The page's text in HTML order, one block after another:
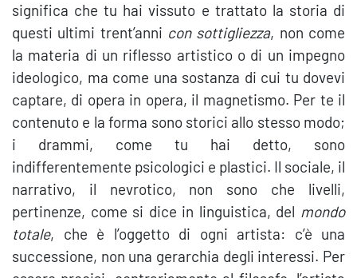
significa che tu hai vissuto e trattato la storia di
questi ultimi trent’anni con sottigliezza, non come
la materia di un riflesso artistico o di un impegno
ideologico, ma come una sostanza di cui tu dovevi
captare, di opera in opera, il magnetismo. Per te il
contenuto e la forma sono storici allo stesso modo;
i drammi, come tu hai detto, sono
indifferentemente psicologici e plastici. Il sociale, il
narrativo, il nevrotico, non sono che livelli,
pertinenze, come si dice in linguistica, del mondo
totale, che è l’oggetto di ogni artista: c’è una
successione, non una gerarchia degli interessi. Per